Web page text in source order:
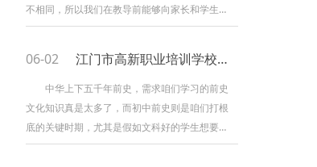
市面上有许多的作文大全，可是许多时候咱们
不相同，所以我们在教导前能够向家长和学生询
问他们需要什么，然后对症下药，才能得到效
们在原有基础上有所进步，应该引导他们选做难
度较大的对口综合练习题，来加强和进一步进步
自学能力，进一步进步思维能力。能够鼓舞他们
学习新的学习办法，上课时恰当添加一些新的更
深的内容
06-02 江门市高新职业培训学校告诉你学好历史有哪些技巧
中华上下五千年前史，需求咱们学习的前史
文化知识真是太多了，而初中前史则是咱们打根
底的关键时期，尤其是假如文科好的学生想要上
高中持续修前史这门学科，就需求从初中打好这